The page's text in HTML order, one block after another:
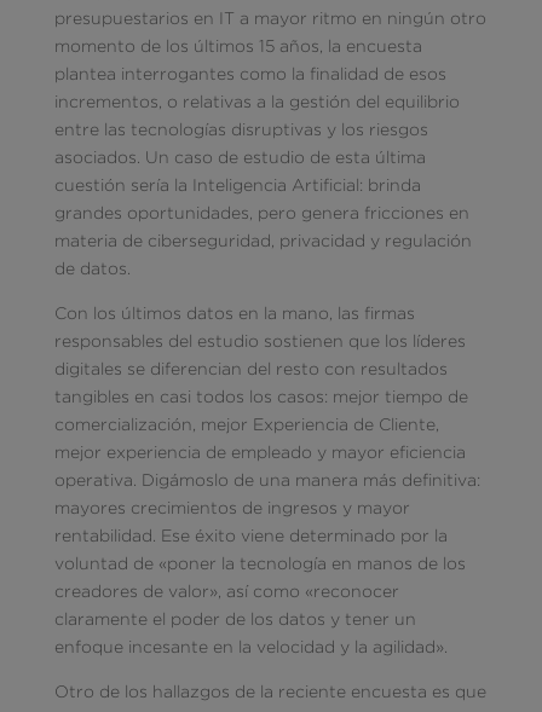
presupuestarios en IT a mayor ritmo en ningún otro
momento de los últimos 15 años, la encuesta
plantea interrogantes como la finalidad de esos
incrementos, o relativas a la gestión del equilibrio
entre las tecnologías disruptivas y los riesgos
asociados. Un caso de estudio de esta última
cuestión sería la Inteligencia Artificial: brinda
grandes oportunidades, pero genera fricciones en
materia de ciberseguridad, privacidad y regulación
de datos.
Con los últimos datos en la mano, las firmas
responsables del estudio sostienen que los líderes
digitales se diferencian del resto con resultados
tangibles en casi todos los casos: mejor tiempo de
comercialización, mejor Experiencia de Cliente,
mejor experiencia de empleado y mayor eficiencia
operativa. Digámoslo de una manera más definitiva:
mayores crecimientos de ingresos y mayor
rentabilidad. Ese éxito viene determinado por la
voluntad de «poner la tecnología en manos de los
creadores de valor», así como «reconocer
claramente el poder de los datos y tener un
enfoque incesante en la velocidad y la agilidad».
Otro de los hallazgos de la reciente encuesta es que